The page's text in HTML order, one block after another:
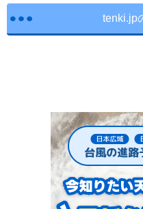
tenki.jp